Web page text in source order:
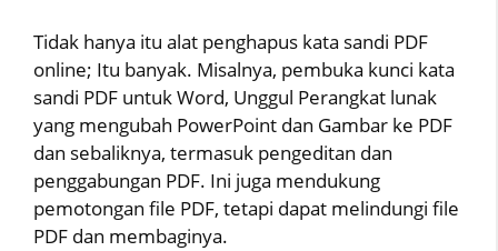
Tidak hanya itu alat penghapus kata sandi PDF
online; Itu banyak. Misalnya, pembuka kunci kata
sandi PDF untuk Word, Unggul Perangkat lunak
yang mengubah PowerPoint dan Gambar ke PDF
dan sebaliknya, termasuk pengeditan dan
penggabungan PDF. Ini juga mendukung
pemotongan file PDF, tetapi dapat melindungi file
PDF dan membaginya.